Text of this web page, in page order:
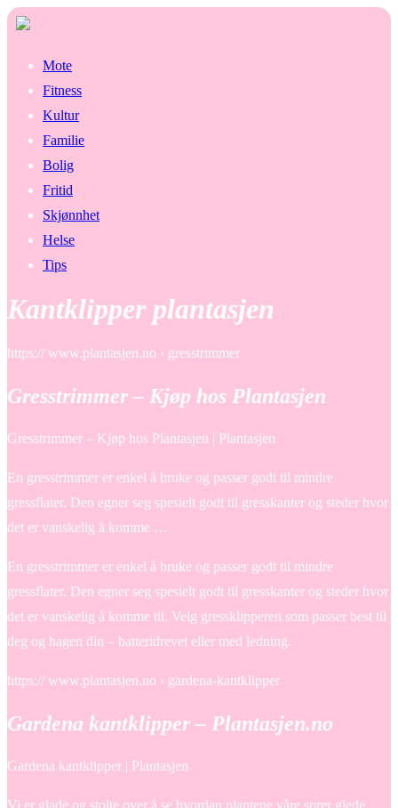
Mote
Fitness
Kultur
Familie
Bolig
Fritid
Skjønnhet
Helse
Tips
Kantklipper plantasjen
https:// www.plantasjen.no › gresstrimmer
Gresstrimmer – Kjøp hos Plantasjen
Gresstrimmer – Kjøp hos Plantasjen | Plantasjen
En gresstrimmer er enkel å bruke og passer godt til mindre
gressflater. Den egner seg spesielt godt til gresskanter og steder hvor
det er vanskelig å komme …
En gresstrimmer er enkel å bruke og passer godt til mindre
gressflater. Den egner seg spesielt godt til gresskanter og steder hvor
det er vanskelig å komme til. Velg gressklipperen som passer best til
deg og hagen din – batteridrevet eller med ledning.
https:// www.plantasjen.no › gardena-kantklipper
Gardena kantklipper – Plantasjen.no
Gardena kantklipper | Plantasjen
Vi er glade og stolte over å se hvordan plantene våre sprer glede